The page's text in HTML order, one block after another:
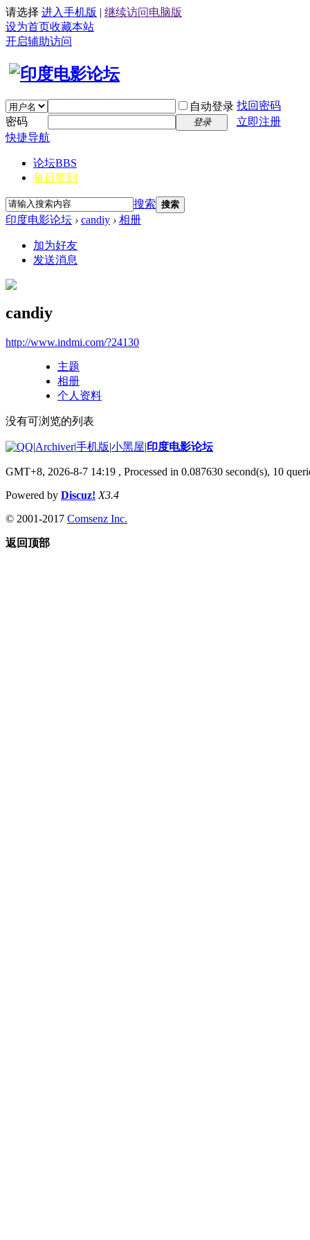
请选择 进入手机版 | 继续访问电脑版
设为首页收藏本站
开启辅助访问
自动登录 找回密码
密码
登录
立即注册
快捷导航
论坛BBS
每日签到
搜索 搜索
印度电影论坛 › candiy › 相册
加为好友
发送消息
candiy
http://www.indmi.com/?24130
主题
相册
个人资料
没有可浏览的列表
|Archiver|手机版|小黑屋|印度电影论坛
GMT+8, 2026-8-7 14:19 , Processed in 0.087630 second(s), 10
Powered by Discuz! X3.4
© 2001-2017 Comsenz Inc.
返回顶部